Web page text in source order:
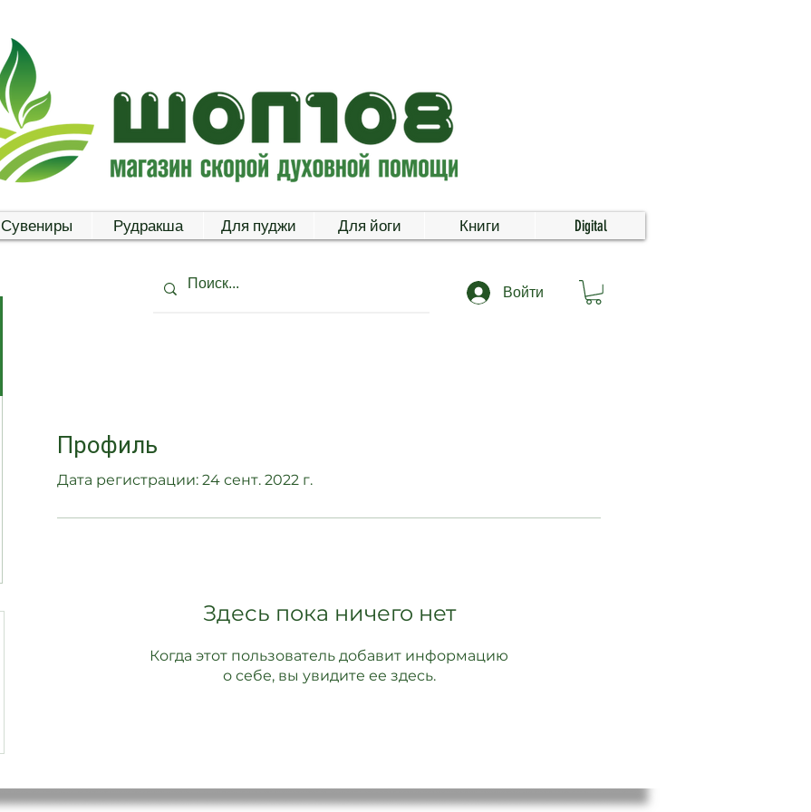
Сувениры Рудракша Для пуджи Для йоги Книги Digital
Войти
Профиль
Дата регистрации: 24 сент. 2022 г.
Здесь пока ничего нет
Когда этот пользователь добавит информацию
о себе, вы увидите ее здесь.